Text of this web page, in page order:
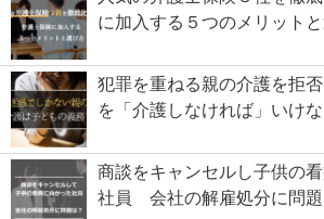
に加入する５つのメリット
犯罪を重ねる親の介護を拒
を「介護しなければ」いけな
商談をキャンセルし子供の
社員 会社の解雇処分に問題